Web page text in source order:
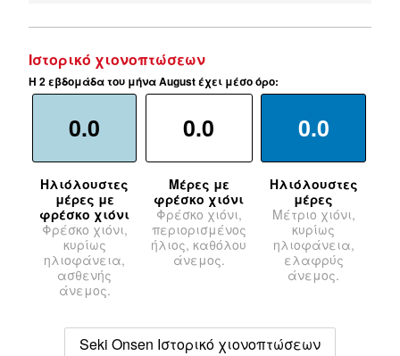
Ιστορικό χιονοπτώσεων
Η 2 εβδομάδα του μήνα August έχει μέσο όρο:
0.0
Ηλιόλουστες
μέρες με
φρέσκο χιόνι
Φρέσκο χιόνι,
κυρίως
ηλιοφάνεια,
ασθενής
άνεμος.
0.0
Μέρες με
φρέσκο χιόνι
Φρέσκο χιόνι,
περιορισμένος
ήλιος, καθόλου
άνεμος.
0.0
Ηλιόλουστες
μέρες
Μέτριο χιόνι,
κυρίως
ηλιοφάνεια,
ελαφρύς
άνεμος.
Seki Onsen Ιστορικό χιονοπτώσεων